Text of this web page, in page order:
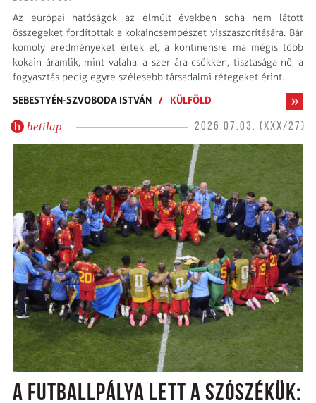
Az európai hatóságok az elmúlt években soha nem látott
összegeket fordítottak a kokaincsempészet visszaszorítására. Bár
komoly ered­ményeket értek el, a kontinensre ma mégis több
kokain áramlik, mint valaha: a szer ára csökken, tisztasága nő, a
fogyasztás pedig egyre szélesebb társadalmi rétegeket érint.
SEBESTYÉN-SZVOBODA ISTVÁN / KÜLFÖLD
hetilap 2026.07.03. (XXX/27)
A FUTBALLPÁLYA LETT A SZÓSZÉKÜK: